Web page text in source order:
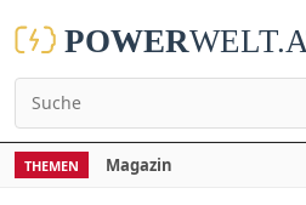
THEMEN Magazin